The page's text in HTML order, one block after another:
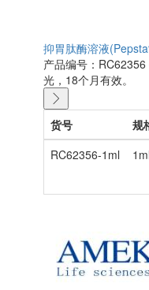
抑胃肽酶溶液
产品编号：RC62356
光，18个月有效。
货号 规
RC62356-1ml
1ml